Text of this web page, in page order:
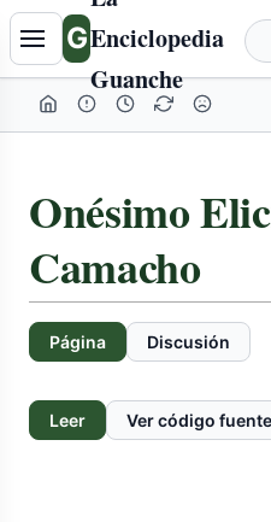
GEnciclopedia
Guanche
Onésimo
Camacho
Página Discusión
Leer Ver código fuente